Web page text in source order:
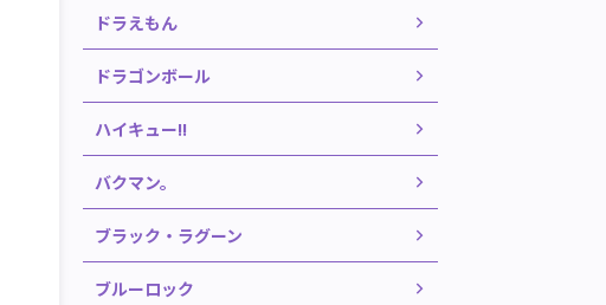
ドラえもん
ドラゴンボール
ハイキュー!!
バクマン。
ブラック・ラグーン
ブルーロック